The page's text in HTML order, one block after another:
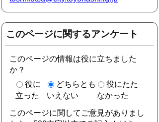
このページに関するアンケート
このページの情報は役に立ちました
か？
役に
立った
どちらとも
いえない
役にたた
なかった
このページに関してご意見がありまし